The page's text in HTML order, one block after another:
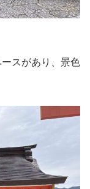
スがあり、景色